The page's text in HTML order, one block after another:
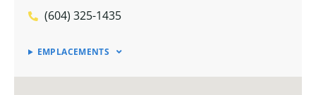
(604) 325-1435
EMPLACEMENTS